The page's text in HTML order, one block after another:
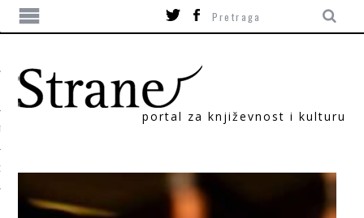
portal za književnost i kulturu